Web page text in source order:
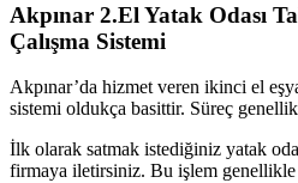
Akpınar 2.El Yatak Odası
Çalışma Sistemi
Akpınar’da hizmet veren ikinci el
sistemi oldukça basittir. Süreç
İlk olarak satmak istediğiniz yatak
firmaya iletirsiniz. Bu işlem genellikle